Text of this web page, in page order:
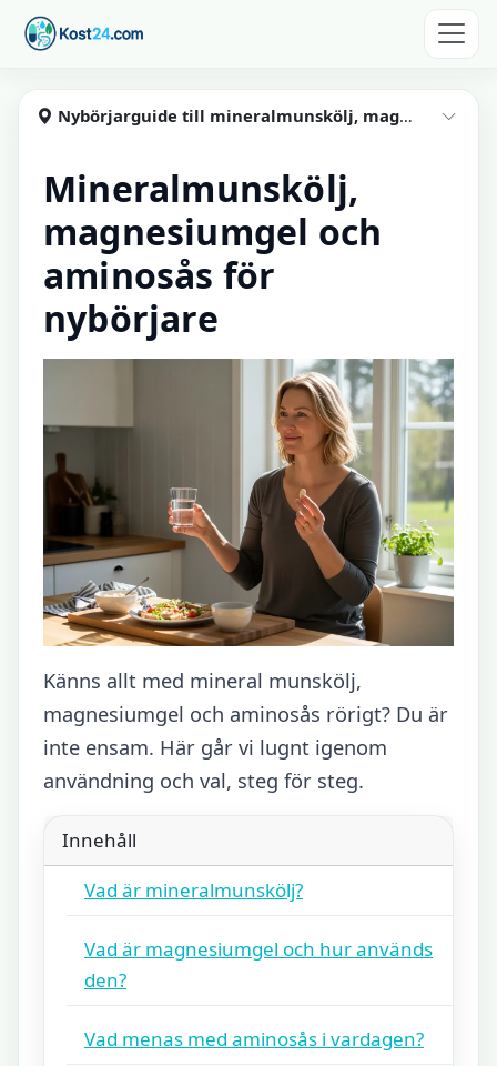
Hoppa till huvudinnehåll
Kost24
Nybörjarguide till mineralmunskölj, magnesiumgel och aminosås
Mineralmunskölj,
magnesiumgel och
aminosås för
nybörjare
Känns allt med mineral munskölj,
magnesiumgel och aminosås rörigt? Du är
inte ensam. Här går vi lugnt igenom
användning och val, steg för steg.
Innehåll
Vad är mineralmunskölj?
Vad är magnesiumgel och hur används
den?
Vad menas med aminosås i vardagen?